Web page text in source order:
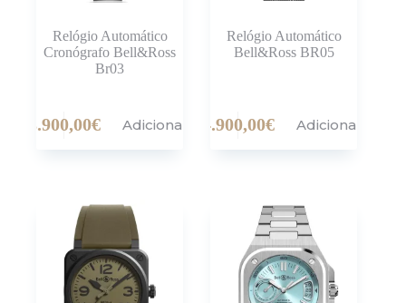
Relógio Automático
Cronógrafo Bell&Ross
Br03
3.900,00€ Adicionar
Relógio Automático
Bell&Ross BR05
4.900,00€ Adicionar